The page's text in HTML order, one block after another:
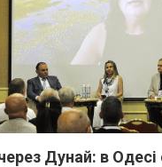
Дунай: в Одесі